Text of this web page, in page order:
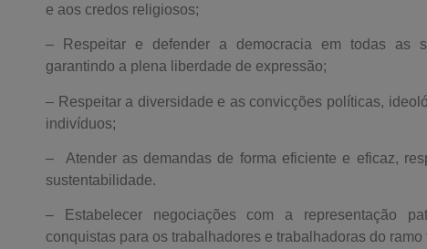
e aos credos religiosos;
– Respeitar e defender a democracia em todas as
garantindo a plena liberdade de expressão;
– Respeitar a diversidade e as convicções políticas,
indivíduos;
– Atender as demandas de forma eficiente e eficaz,
sustentabilidade.
– Estabelecer negociações com a representação
conquistas para os trabalhadores e trabalhadoras do ramo